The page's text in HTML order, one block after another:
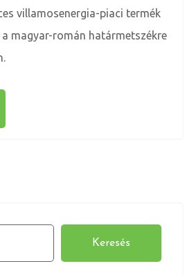
villamosenergia-piaci termék
a magyar-román határmetszékre
Keresés